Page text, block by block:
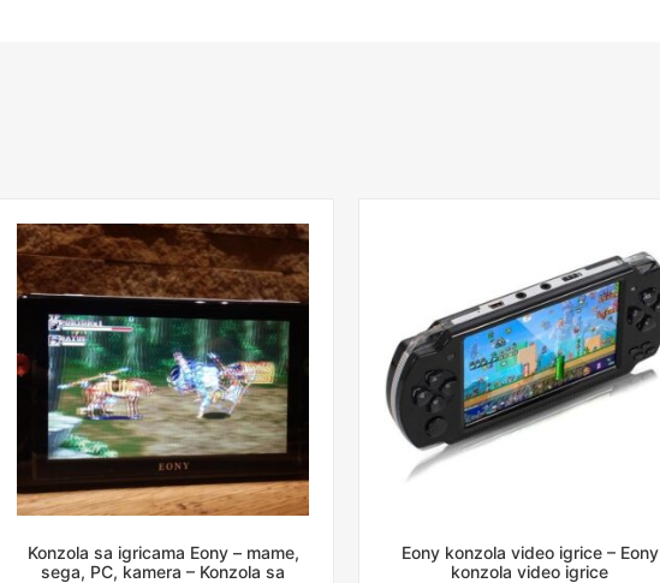
Konzola sa igricama Eony – mame,
sega, PC, kamera – Konzola sa
Eony konzola video igrice – Eony
konzola video igrice